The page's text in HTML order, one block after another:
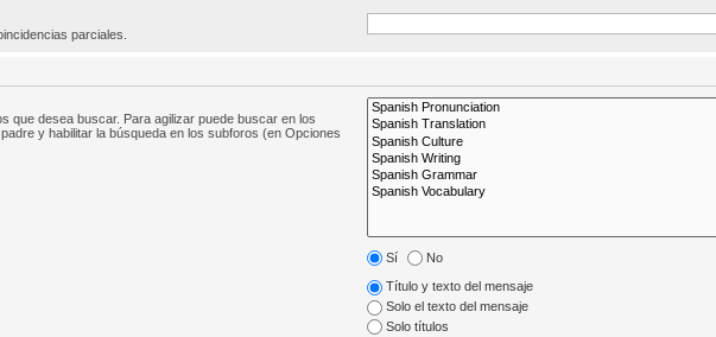
parciales.
que desea buscar. Para agilizar puede buscar en los
y habilitar la búsqueda en los subforos (en Opciones
Sí No
Título y texto del mensaje
Solo el texto del mensaje
Solo títulos